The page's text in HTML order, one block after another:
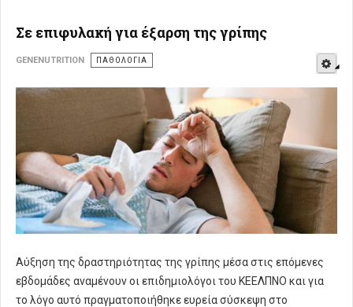
Σε επιφυλακή για έξαρση της γρίπης
GENENUTRITION ΠΑΘΟΛΟΓΊΑ
Αύξηση της δραστηριότητας της γρίπης μέσα στις επόμενες
εβδομάδες αναμένουν οι επιδημιολόγοι του ΚΕΕΛΠΝΟ και για
το λόγο αυτό πραγματοποιήθηκε ευρεία σύσκεψη στο